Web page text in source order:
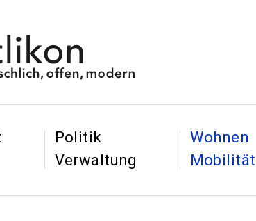
Dietlikon
Politik
Verwaltung
Wohnen
Mobilität